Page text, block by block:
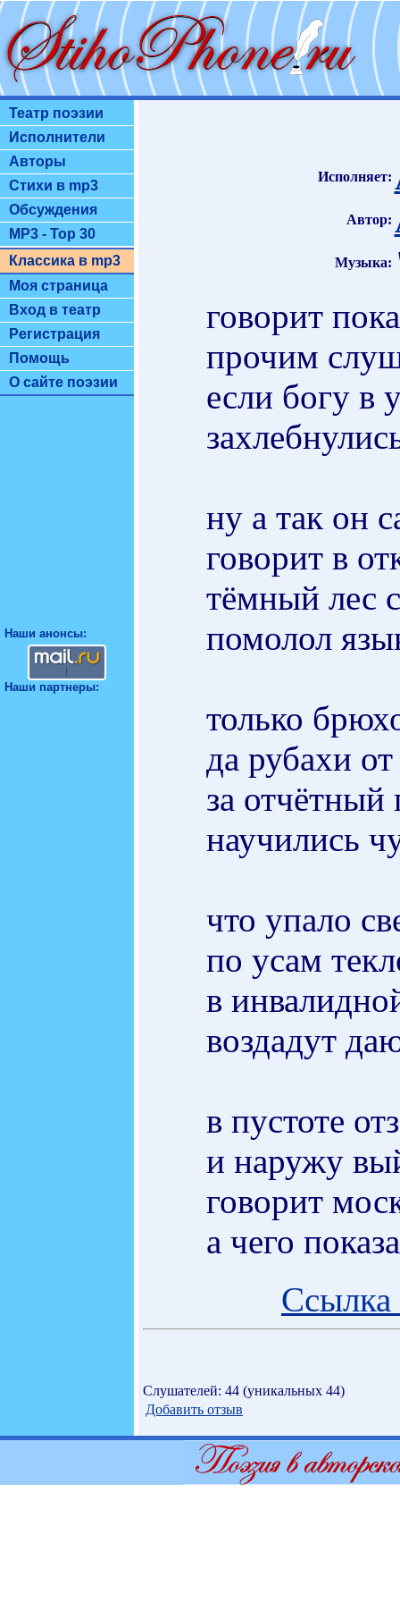
Театр поэзии
Исполнители
Авторы
Стихи в mp3
Обсуждения
MP3 - Top 30
Классика в mp3
Моя страница
Вход в театр
Регистрация
Помощь
О сайте поэзии
Наши анонсы:
Наши партнеры:
Исполняет:
Автор:
Музыка:
говорит
прочим
если богу в
ну а так он
говорит в
тёмный лес
помолол
только
да рубахи
за
научились
что упало
по усам
в
воздадут
в пустоте
и наружу
говорит
а чего
Ссылка
Слушателей: 44 (уникальных 44)
Добавить отзыв